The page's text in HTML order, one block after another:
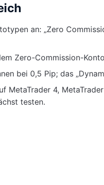
an: „Zero
Zero-Commission-
bei 0,5 Pip; das
MetaTrader 4,
testen.